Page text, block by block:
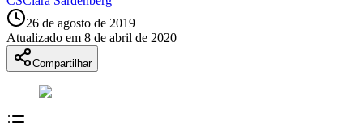
26 de agosto de 2019
Atualizado em 8 de abril de 2020
Compartilhar